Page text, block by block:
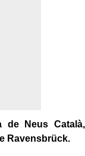
de Neus Català,
Ravensbrück.